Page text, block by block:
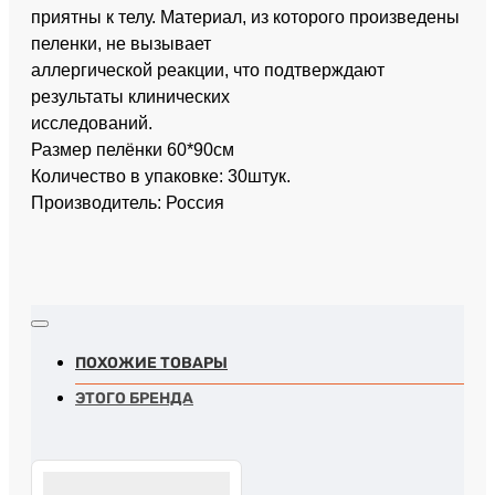
приятны к телу. Материал, из которого произведены
пеленки, не вызывает
аллергической реакции, что подтверждают
результаты клинических
исследований.
Размер пелёнки 60*90см
Количество в упаковке: 30штук.
Производитель: Россия
ПОХОЖИЕ ТОВАРЫ
ЭТОГО БРЕНДА